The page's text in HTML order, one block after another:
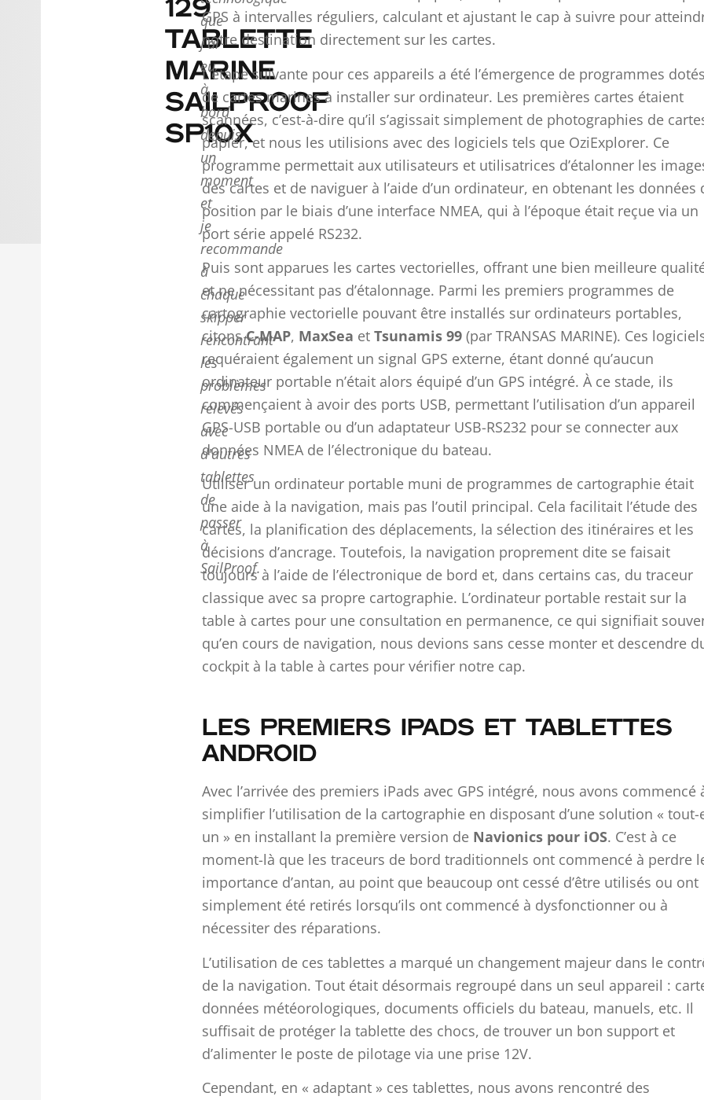
129
TABLETTE
MARINE
SAILPROOF
SP10X
que
j'ai
eu
à
bord
depuis
un
moment
et
je
recommande
à
chaque
skipper
rencontrant
les
problèmes
relevés
avec
d'autres
tablettes
de
passer
à
SailProof.
GPS à intervalles réguliers, calculant et ajustant le cap à suivre pour
notre destination directement sur les cartes.
L’étape suivante pour ces appareils a été l’émergence de programmes dotés
de cartes marines à installer sur ordinateur. Les premières cartes étaient
scannées, c’est-à-dire qu’il s’agissait simplement de photographies de
papier, et nous les utilisions avec des logiciels tels que OziExplorer. Ce
programme permettait aux utilisateurs et utilisatrices d’étalonner les
des cartes et de naviguer à l’aide d’un ordinateur, en obtenant les données
position par le biais d’une interface NMEA, qui à l’époque était reçue via un
port série appelé RS232.
Puis sont apparues les cartes vectorielles, offrant une bien meilleure
et ne nécessitant pas d’étalonnage. Parmi les premiers programmes de
cartographie vectorielle pouvant être installés sur ordinateurs portables,
citonsC-MAP, MaxSea et Tsunamis 99(par TRANSAS MARINE). Ces
requéraient également un signal GPS externe, étant donné qu’aucun
ordinateur portable n’était alors équipé d’un GPS intégré. À ce stade, ils
commençaient à avoir des ports USB, permettant l’utilisation d’un appareil
GPS-USB portable ou d’un adaptateur USB-RS232 pour se connecter aux
données NMEA de l’électronique du bateau.
Utiliser un ordinateur portable muni de programmes de cartographie était
une aide à la navigation, mais pas l’outil principal. Cela facilitait l’étude des
cartes, la planification des déplacements, la sélection des itinéraires et les
décisions d’ancrage. Toutefois, la navigation proprement dite se faisait
toujours à l’aide de l’électronique de bord et, dans certains cas, du traceur
classique avec sa propre cartographie. L’ordinateur portable restait sur la
table à cartes pour une consultation en permanence, ce qui signifiait
qu’en cours de navigation, nous devions sans cesse monter et descendre
cockpit à la table à cartes pour vérifier notre cap.
LES PREMIERS IPADS ET TABLETTES
ANDROID
Avec l’arrivée des premiers iPads avec GPS intégré, nous avons commencé
simplifier l’utilisation de la cartographie en disposant d’une solution « tout-
un » en installant la première version de Navionics pour iOS. C’est à ce
moment-là que les traceurs de bord traditionnels ont commencé à perdre
importance d’antan, au point que beaucoup ont cessé d’être utilisés ou ont
simplement été retirés lorsqu’ils ont commencé à dysfonctionner ou à
nécessiter des réparations.
L’utilisation de ces tablettes a marqué un changement majeur dans le
de la navigation. Tout était désormais regroupé dans un seul appareil :
données météorologiques, documents officiels du bateau, manuels, etc. Il
suffisait de protéger la tablette des chocs, de trouver un bon support et
d’alimenter le poste de pilotage via une prise 12V.
Cependant, en « adaptant » ces tablettes, nous avons rencontré des